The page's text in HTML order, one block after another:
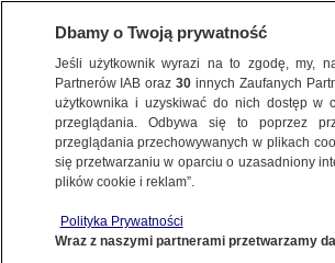
ŚWIAT
kilka kilometrów od granic
Dbamy o Twoją prywatność
Jeśli użytkownik wyrazi na to zgodę, my,
Partnerów IAB oraz30 innych Zaufanych
użytkownika i uzyskiwać do nich dostęp w
przeglądania. Odbywa się to poprzez
przeglądania przechowywanych w plikach
się przetwarzaniu w oparciu o uzasadniony
plików cookie i reklam”.
Polityka Prywatności
Wraz z naszymi partnerami przetwarzamy